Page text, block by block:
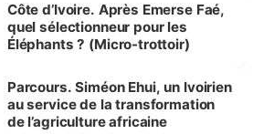
Côte d’Ivoire. Après Emerse Faé,
quel sélectionneur pour les
Éléphants ? (Micro-trottoir)
Parcours. Siméon Ehui, un Ivoirien
au service de la transformation
de l’agriculture africaine